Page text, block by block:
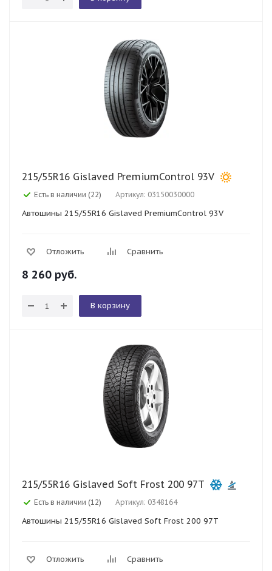
215/55R16 Gislaved PremiumControl 93V
Есть в наличии (22) Артикул: 03150030000
Автошины 215/55R16 Gislaved PremiumControl 93V
Отложить Сравнить
8 260 руб.
В корзину
215/55R16 Gislaved Soft Frost 200 97T
Есть в наличии (12) Артикул: 0348164
Автошины 215/55R16 Gislaved Soft Frost 200 97T
Отложить Сравнить